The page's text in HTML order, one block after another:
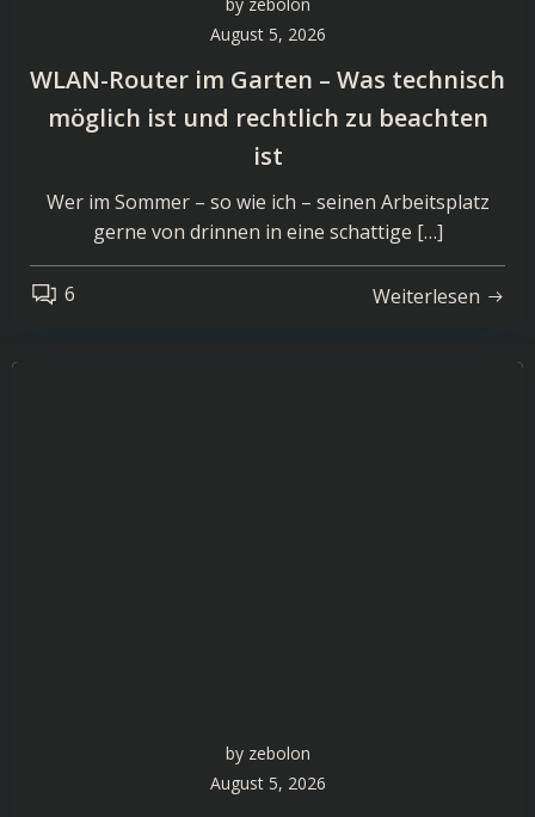
August 5, 2026
WLAN-Router im Garten – Was technisch
möglich ist und rechtlich zu beachten
ist
Wer im Sommer – so wie ich – seinen Arbeitsplatz
gerne von drinnen in eine schattige […]
6 Weiterlesen
by zebolon
August 5, 2026